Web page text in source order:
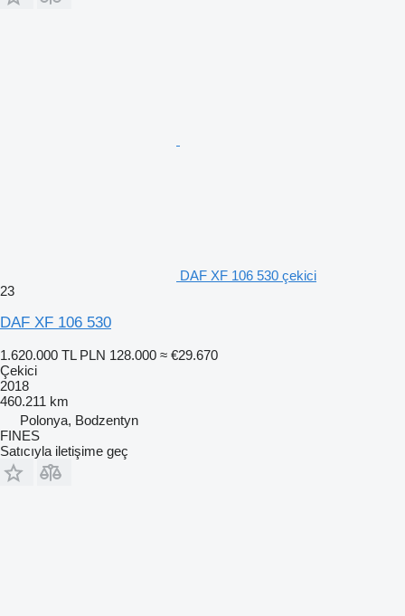
DAF XF 106 530 çekici
23
DAF XF 106 530
1.620.000 TL PLN 128.000 ≈ €29.670
Çekici
2018
460.211 km
Polonya, Bodzentyn
FINES
Satıcıyla iletişime geç